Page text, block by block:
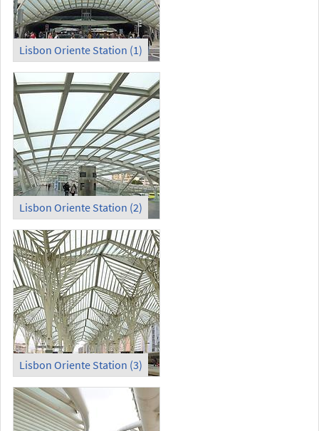
Lisbon Oriente Station (1)
Lisbon Oriente Station (2)
Lisbon Oriente Station (3)